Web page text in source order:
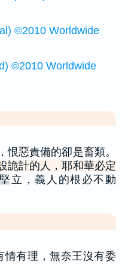
©2010 Worldwide
©2010 Worldwide
惡責備的卻是畜類。
詭計的人，耶和華必定
立，義人的根必不動
情有理，無奈王沒有委